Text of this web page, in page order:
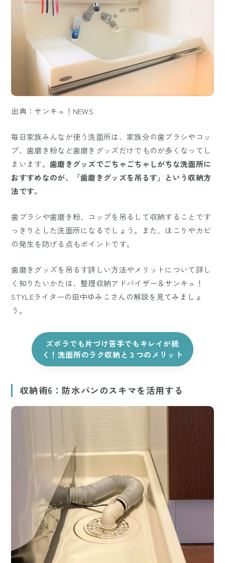
出典：サンキュ！NEWS
毎日家族みんなが使う洗面所は、家族分の歯ブラシやコッ
プ、歯磨き粉など歯磨きグッズだけでものが多くなってし
まいます。 歯磨きグッズでごちゃごちゃしがちな洗面所に
おすすめなのが、「歯磨きグッズを吊るす」という収納方
法です。
歯ブラシや歯磨き粉、コップを吊るして収納することです
っきりとした洗面所になるでしょう。また、ほこりやカビ
の発生を防げる点もポイントです。
歯磨きグッズを吊るす詳しい方法やメリットについて詳し
く知りたいかたは、整理収納アドバイザー＆サンキュ！
STYLEライターの田中ゆみこさんの解説を見てみましょ
う。
ズボラでも片づけ苦手でもキレイが続
く！洗面所のラク収納と３つのメリット
収納術6：防水パンのスキマを活用する